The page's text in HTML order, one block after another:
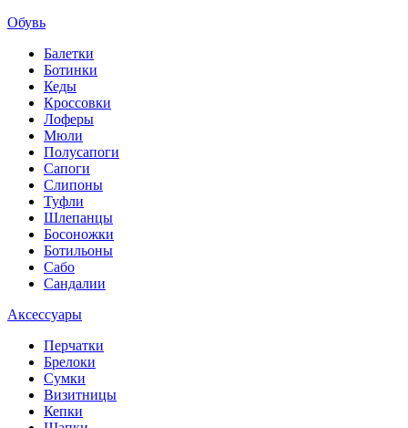
Обувь
Балетки
Ботинки
Кеды
Кроссовки
Лоферы
Мюли
Полусапоги
Сапоги
Слипоны
Туфли
Шлепанцы
Босоножки
Ботильоны
Сабо
Сандалии
Аксессуары
Перчатки
Брелоки
Сумки
Визитницы
Кепки